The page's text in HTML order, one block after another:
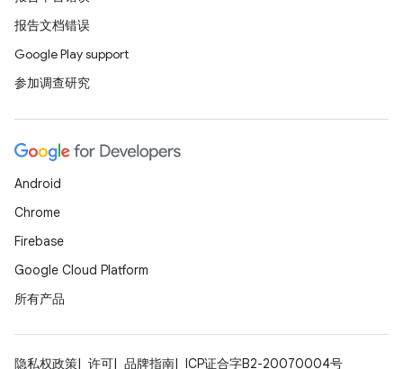
报告文档错误
Google Play support
参加调查研究
Android
Chrome
Firebase
Google Cloud Platform
所有产品
隐私权政策 许可 品牌指南 ICP证合字B2-20070004号